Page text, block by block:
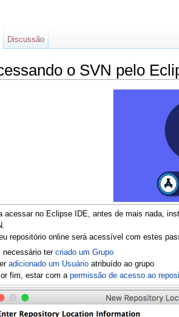
o SVN pelo
acessar no Eclipse IDE, antes de mais nada,
repositório online será acessível com estes
necessário ter criado um Grupo
adicionado um Usuário atribuído ao grupo
fim, estar com a permissão de acesso ao
Discussão